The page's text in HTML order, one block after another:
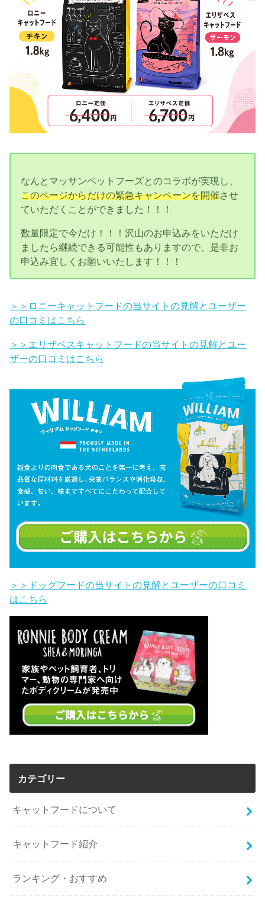
なんとマッサンペットフーズとのコラボが実現し、
このページからだけの緊急キャンペーンを開催させ
ていただくことができました！！！
数量限定で今だけ！！！沢山のお申込みをいただけ
ましたら継続できる可能性もありますので、是非お
申込み宜しくお願いいたします！！！
＞＞ロニーキャットフードの当サイトの見解とユーザー
の口コミはこちら
＞＞エリザベスキャットフードの当サイトの見解とユー
ザーの口コミはこちら
＞＞ドッグフードの当サイトの見解とユーザーの口コミ
はこちら
カテゴリー
キャットフードについて
キャットフード紹介
ランキング・おすすめ